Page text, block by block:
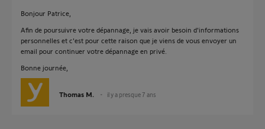
Bonjour Patrice,
Afin de poursuivre votre dépannage, je vais avoir besoin d'informations
personnelles et c'est pour cette raison que je viens de vous envoyer un
email pour continuer votre dépannage en privé.
Bonne journée,
Thomas M. il y a presque 7 ans